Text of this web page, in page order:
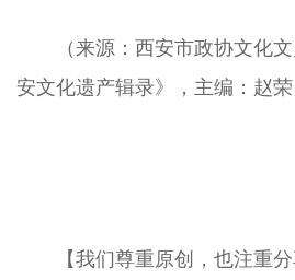
（来源：西安市政协文化
安文化遗产辑录》，主编：赵荣
【我们尊重原创，也注重